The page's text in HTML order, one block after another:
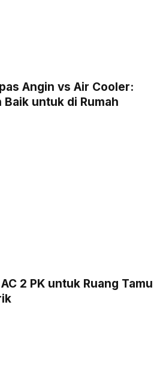
Angin vs Air Cooler:
Baik untuk di Rumah
2 PK untuk Ruang Tamu